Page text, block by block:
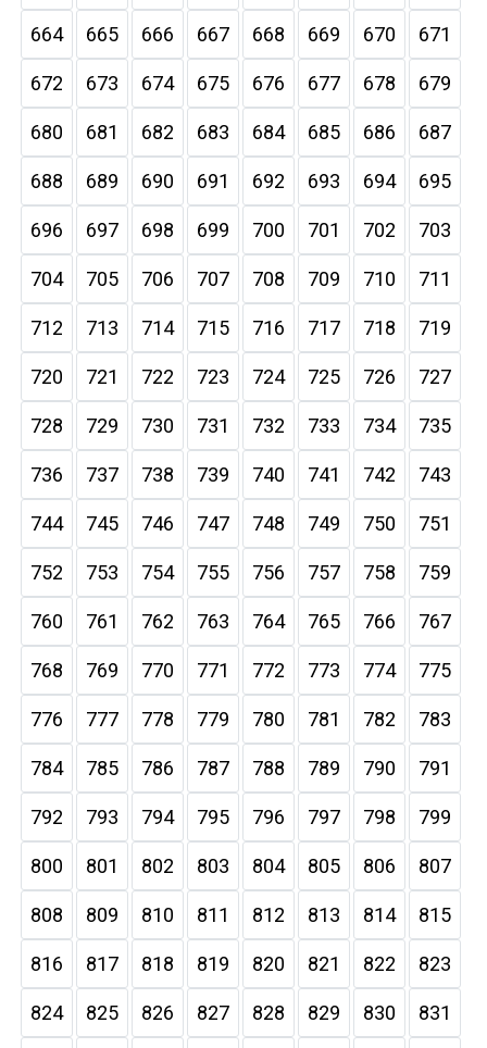
664 665 666 667 668 669 670 671
672 673 674 675 676 677 678 679
680 681 682 683 684 685 686 687
688 689 690 691 692 693 694 695
696 697 698 699 700 701 702 703
704 705 706 707 708 709 710 711
712 713 714 715 716 717 718 719
720 721 722 723 724 725 726 727
728 729 730 731 732 733 734 735
736 737 738 739 740 741 742 743
744 745 746 747 748 749 750 751
752 753 754 755 756 757 758 759
760 761 762 763 764 765 766 767
768 769 770 771 772 773 774 775
776 777 778 779 780 781 782 783
784 785 786 787 788 789 790 791
792 793 794 795 796 797 798 799
800 801 802 803 804 805 806 807
808 809 810 811 812 813 814 815
816 817 818 819 820 821 822 823
824 825 826 827 828 829 830 831